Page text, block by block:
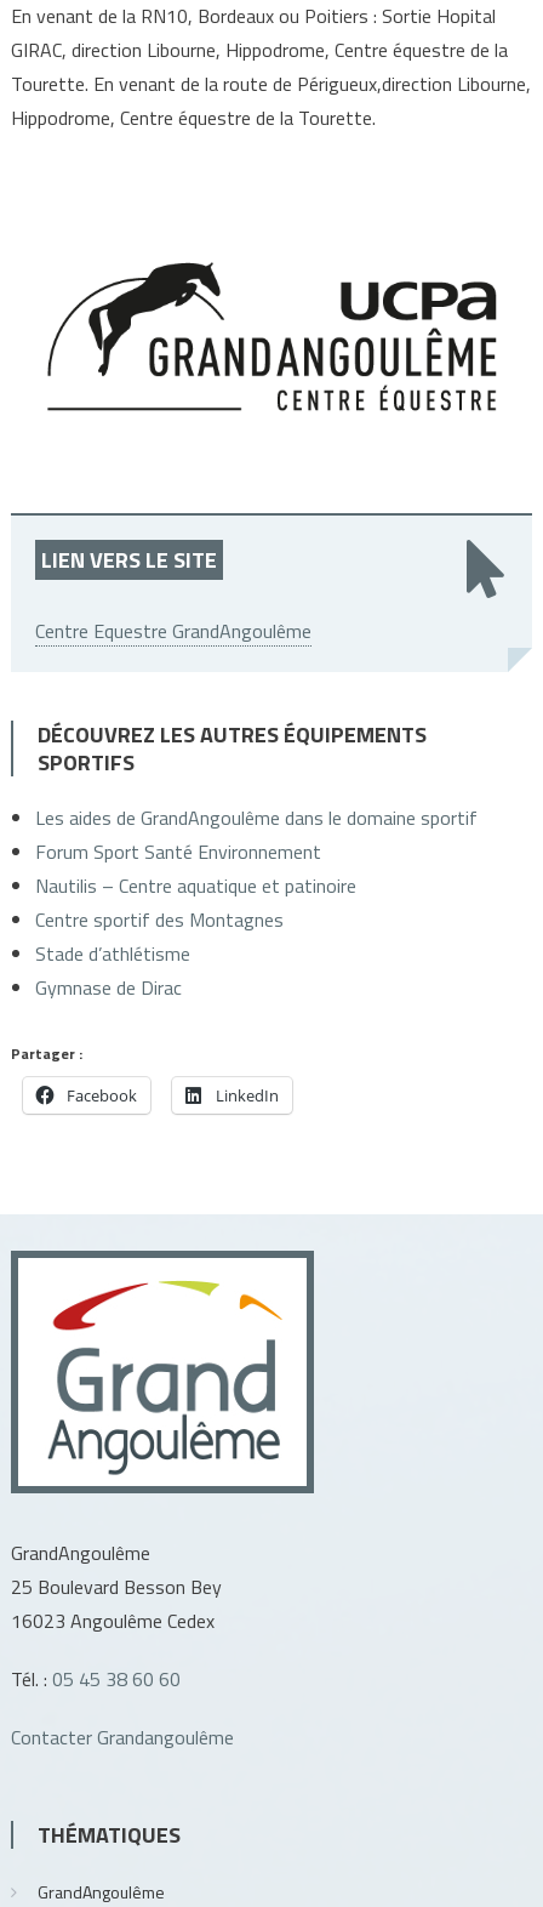
En venant de la RN10, Bordeaux ou Poitiers : Sortie Hopital
GIRAC, direction Libourne, Hippodrome, Centre équestre de la
Tourette. En venant de la route de Périgueux,direction Libourne,
Hippodrome, Centre équestre de la Tourette.
LIEN VERS LE SITE
Centre Equestre GrandAngoulême
DÉCOUVREZ LES AUTRES ÉQUIPEMENTS
SPORTIFS
Les aides de GrandAngoulême dans le domaine sportif
Forum Sport Santé Environnement
Nautilis – Centre aquatique et patinoire
Centre sportif des Montagnes
Stade d’athlétisme
Gymnase de Dirac
Partager :
Facebook LinkedIn
GrandAngoulême
25 Boulevard Besson Bey
16023 Angoulême Cedex
Tél. : 05 45 38 60 60
Contacter Grandangoulême
THÉMATIQUES
GrandAngoulême